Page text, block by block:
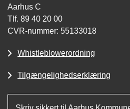
Aarhus C
Tlf. 89 40 20 00
CVR-nummer: 55133018
Whistleblowerordning
Tilgængelighedserklæring